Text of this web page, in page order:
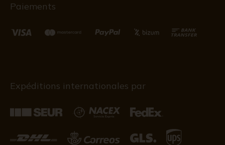
Paiements
Expéditions internationales par